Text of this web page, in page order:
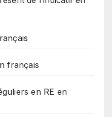
français
en RE en